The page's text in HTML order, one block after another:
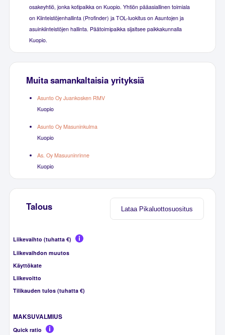
osakeyhtiö, jonka kotipaikka on Kuopio. Yhtiön pääasiallinen toimiala
on Kiinteistöjenhallinta (Profinder) ja TOL-luokitus on Asuntojen ja
asuinkiinteistöjen hallinta. Päätoimipaikka sijaitsee paikkakunnalla
Kuopio.
Muita samankaltaisia yrityksiä
Asunto Oy Juankosken RMV
Kuopio
Asunto Oy Masuninkulma
Kuopio
As. Oy Masuuninrinne
Kuopio
Lataa Pikaluottosuositus
Talous
Liikevaihto (tuhatta €)
Liikevaihdon muutos
Käyttökate
Liikevoitto
Tilikauden tulos (tuhatta €)
MAKSUVALMIUS
Quick ratio